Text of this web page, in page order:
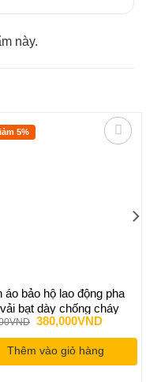
này.
5%
áo bảo hộ lao động pha
bạt dày chống cháy
VND Giá
là:
400,000VND.
380,000VNDGiá
tại
là:
Thêm vào giỏ hàng